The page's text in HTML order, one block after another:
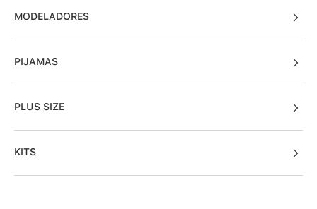
MODELADORES
PIJAMAS
PLUS SIZE
KITS